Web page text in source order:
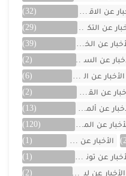
عن الاقتصاد
(32)
عن التكنولوجيا
(29)
عن الخليج
(39)
عن السعودية
(2)
الأخبار عن العراق
(6)
عن القصص
(2)
عن ألمانيا
(13)
عن المشاهير
(120)
الأخبار عن اليمن
(1)
عن تونس
(1)
الأخبار عن لبنان (2)